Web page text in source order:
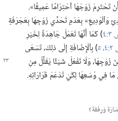
زَوْجَهَا ٱحْتِرَامًا عَمِيقًا».‏
وَٱلْوَدِيعِ» بِعَدَمِ تَحَدِّي زَوْجِهَا بِعَجْرَفَةٍ
‏)‏ كَمَا أَنَّهَا تَعْمَلُ جَاهِدَةً لِخَيْرِ
‏)‏ بِٱلْإِضَافَةِ إِلَى ذلِكَ،‏ تَسْعَى
زَوْجِهَا،‏ وَلَا تَفْعَلُ شَيْئًا يُقَلِّلُ مِنِ
فِي وُسْعِهَا لِكَيْ تَدْعَمَ قَرَارَاتِهِ.‏